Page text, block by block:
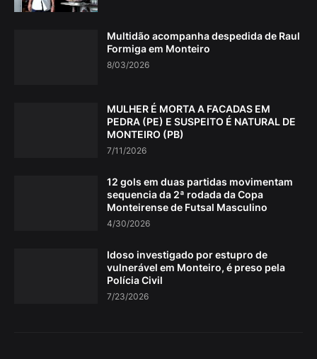
Multidão acompanha despedida de Raul
Formiga em Monteiro
8/03/2026
MULHER É MORTA A FACADAS EM
PEDRA (PE) E SUSPEITO É NATURAL DE
MONTEIRO (PB)
7/11/2026
12 gols em duas partidas movimentam
sequencia da 2ª rodada da Copa
Monteirense de Futsal Masculino
4/30/2026
Idoso investigado por estupro de
vulnerável em Monteiro, é preso pela
Polícia Civil
7/23/2026